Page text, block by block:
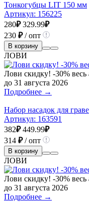
Тонкогубцы LIT 150 мм
Артикул: 156225
280₽ 329.99₽
230 ₽/ опт
В корзину
ЛОВИ
Лови скидку! -30% весь
до 31 августа 2026
Подробнее →
Набор насадок для
Артикул: 163591
382₽ 449.99₽
314 ₽/ опт
В корзину
ЛОВИ
Лови скидку! -30% весь
до 31 августа 2026
Подробнее →